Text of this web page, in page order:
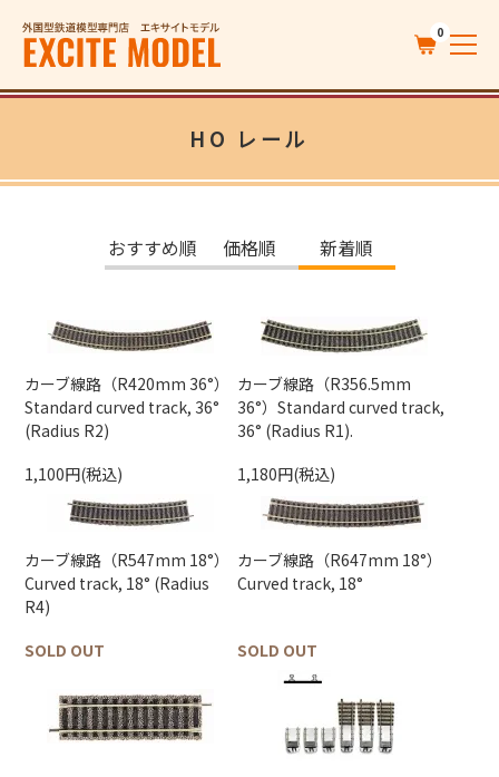
0
HO レール
おすすめ順 価格順 新着順
カーブ線路（R420mm 36°）
Standard curved track, 36°
(Radius R2)
1,100円(税込)
カーブ線路（R356.5mm
36°）Standard curved track,
36° (Radius R1).
1,180円(税込)
カーブ線路（R547mm 18°）
Curved track, 18° (Radius
R4)
SOLD OUT
カーブ線路（R647mm 18°）
Curved track, 18°
SOLD OUT